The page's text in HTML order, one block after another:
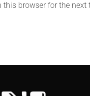
browser for the next